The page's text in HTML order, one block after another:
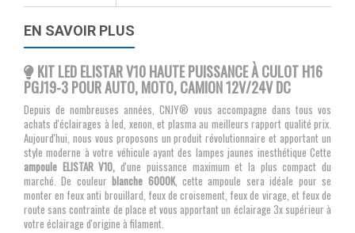
EN SAVOIR PLUS
KIT LED ELISTAR V10 HAUTE PUISSANCE À CULOT H16
PGJ19-3 POUR AUTO, MOTO, CAMION 12V/24V DC
Depuis de nombreuses années, CNJY® vous accompagne dans tous vos
achats d'éclairages à led, xenon, et plasma au meilleurs rapport qualité prix.
Aujourd'hui, nous vous proposons un produit révolutionnaire et apportant un
style moderne à votre véhicule ayant des lampes jaunes inesthétique Cette
ampoule ELISTAR V10,d'une puissance maximum et la plus compact du
marché. De couleur blanche 6000K, cette ampoule sera idéale pour se
monter en feux anti brouillard, feux de croisement, feux de virage, et feux de
route sans contrainte de place et vous apportant un éclairage 3x supérieur à
votre éclairage d'origine à filament.